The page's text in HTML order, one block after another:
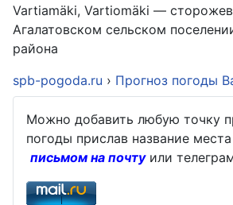
Vartiamäki, Vartiomäki —
Агалатовском сельском
района
spb-pogoda.ru › Прогноз погоды
Можно добавить любую точку
погоды прислав название
письмом на почтуили